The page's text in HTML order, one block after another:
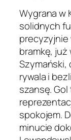
Wygrana w
solidnych
precyzyjnie
bramkę, już
Szymański,
rywala i
szansę.
spokojem.
minucie